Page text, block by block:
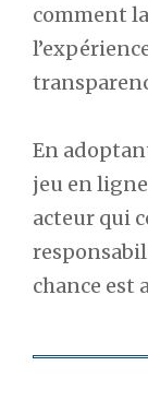
comment
En
jeu en
acteur qui
chance est